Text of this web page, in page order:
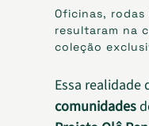
Oficinas,
resultaram na
coleção
Essa realidade
comunidades